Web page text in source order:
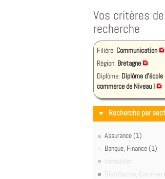
Vos critères de
recherche
Filière: Communication
Région: Bretagne
Diplôme: Diplôme d'école
commerce de Niveau I
Recherche par
Assurance (1)
Banque, Finance (1)
Immobilier
Distribution, Commerce